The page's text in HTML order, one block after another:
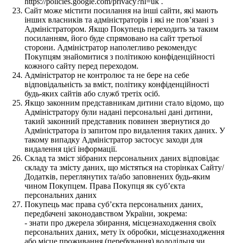
Сайт може містити посилання на інші сайти, які мають
інших власників та адміністраторів і які не пов’язані з
Адміністратором. Якщо Покупець переходить за таким
посиланням, його буде спрямовано на сайт третьої
сторони. Адміністратор наполегливо рекомендує
Покупцям знайомитися з політикою конфіденційності
кожного сайту перед переходом.
Адміністратор не контролює та не бере на себе
відповідальність за вміст, політику конфіденційності
будь-яких сайтів або служб третіх осіб.
Якщо законним представникам дитини стало відомо, що
Адміністратору були надані персональні дані дитини,
такий законний представник повинен звернутися до
Адміністратора із запитом про видалення таких даних. У
такому випадку Адміністратор застосує заходи для
видалення цієї інформації.
Склад та зміст зібраних персональних даних відповідає
складу та змісту даних, що містяться на сторінках Сайту/
Додатків, переглянутих та/або заповнених будь-яким
чином Покупцем. Права Покупця як суб’єкта
персональних даних
Покупець має права суб’єкта персональних даних,
передбачені законодавством України, зокрема:
- знати про джерела збирання, місцезнаходження своїх
персональних даних, мету їх обробки, місцезнаходження
або місце проживання (перебування) володільця чи